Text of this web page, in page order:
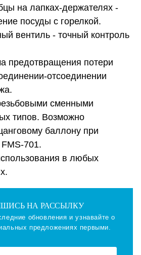
на лапках-держателях -
посуды с горелкой.
вентиль - точный контроль
предотвращения потери
отсоединении
сменными
типов. Возможно
баллону при
701.
в любых
НА РАССЫЛКУ
обновления и узнавайте о
предложениях первыми.